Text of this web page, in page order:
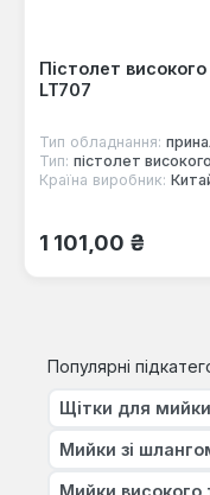
Пістолет
LT707
Тип обладнання:
Тип: пістолет
Країна виробник:
Звичайна ціна:
1 101,00 ₴
Популярні
Щітки для мийки
Мийки зі
Мийки високого